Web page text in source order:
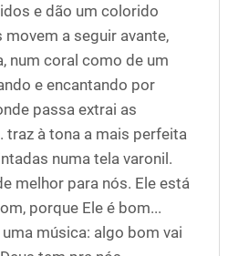
e dão um colorido
movem a seguir avante,
num coral como de um
e encantando por
passa extrai as
traz à tona a mais perfeita
numa tela varonil.
melhor para nós. Ele está
porque Ele é bom...
música: algo bom vai